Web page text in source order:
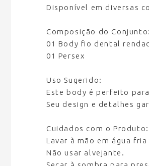
Disponível em diversas
Composição do Conjunto:
01 Body fio dental
01 Persex
Uso Sugerido:
Este body é perfeito
Seu design e detalhes
Cuidados com o Produto:
Lavar à mão em água
Não usar alvejante.